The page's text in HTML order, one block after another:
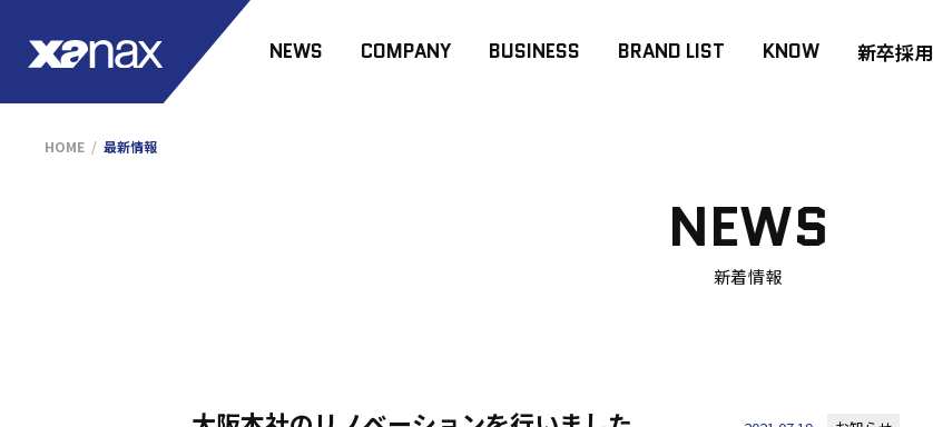
NEWS COMPANY BUSINESS BRAND LIST KNOW 新卒採用
HOME 最新情報
NEWS
新着情報